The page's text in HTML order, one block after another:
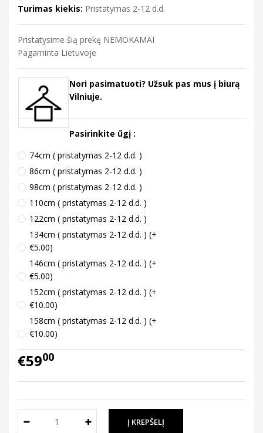
Turimas kiekis: Pristatymas 2-12 d.d.
Pristatysime šią prekę NEMOKAMAI
Pagaminta Lietuvoje
Nori pasimatuoti? Užsuk pas mus į biurą
Vilniuje.
Pasirinkite ūgį :
74cm ( pristatymas 2-12 d.d. )
86cm ( pristatymas 2-12 d.d. )
98cm ( pristatymas 2-12 d.d. )
110cm ( pristatymas 2-12 d.d. )
122cm ( pristatymas 2-12 d.d. )
134cm ( pristatymas 2-12 d.d. ) (+
€5.00)
146cm ( pristatymas 2-12 d.d. ) (+
€5.00)
152cm ( pristatymas 2-12 d.d. ) (+
€10.00)
158cm ( pristatymas 2-12 d.d. ) (+
€10.00)
€5900